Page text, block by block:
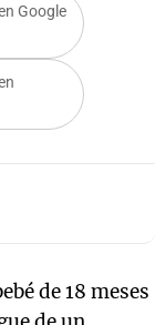
Google
de 18 meses